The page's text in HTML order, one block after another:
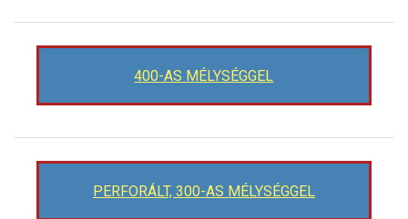
400-AS MÉLYSÉGGEL
PERFORÁLT, 300-AS MÉLYSÉGGEL